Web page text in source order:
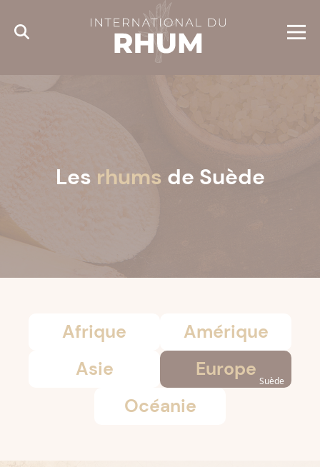
Les rhums de Suède
Afrique
Amérique
Asie
Europe
Suède
Océanie
Cookies management panel